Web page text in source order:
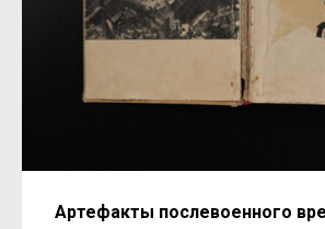
Артефакты послевоенного